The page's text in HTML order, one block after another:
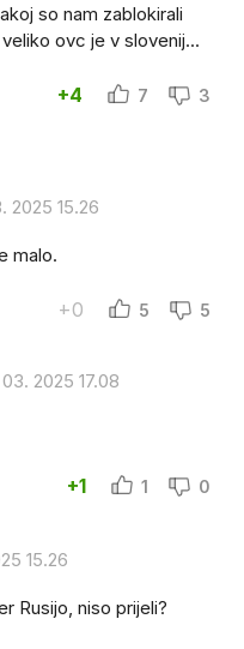
so nam zablokirali
ovc je v slovenij...
+4 7 3
2025 15.26
malo.
+0 5 5
2025 17.08
+1 1 0
15.26
Rusijo, niso prijeli?